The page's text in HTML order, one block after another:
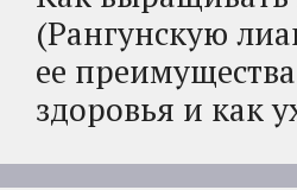
(Рангунскую
ее
здоровья и как